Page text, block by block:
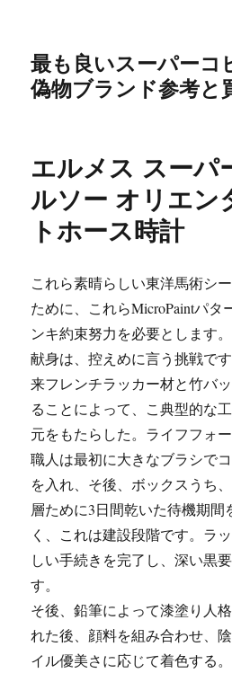
最も良いスーパーコ
偽物ブランド参考と
エルメス スーパ
ルソー オリエン
トホース時計
これら素晴らしい東洋馬術シ
ために、これらMicroPaintパタ
ンキ約束努力を必要とします
献身は、控えめに言う挑戦で
来フレンチラッカー材と竹バ
ることによって、こ典型的な
元をもたらした。ライフフォ
職人は最初に大きなブラシで
を入れ、そ後、ボックスうち
層ために3日間乾いた待機期間
く、これは建設段階です。ラ
しい手続きを完了し、深い黒
す。
そ後、鉛筆によって漆塗り人
れた後、顔料を組み合わせ、
イル優美さに応じて着色する